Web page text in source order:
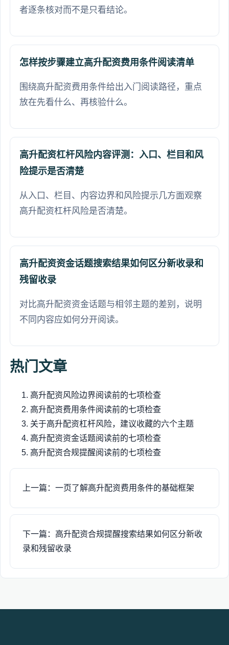
者逐条核对而不是只看结论。
怎样按步骤建立高升配资费用条件阅读清单
围绕高升配资费用条件给出入门阅读路径，重点
放在先看什么、再核验什么。
高升配资杠杆风险内容评测：入口、栏目和风
险提示是否清楚
从入口、栏目、内容边界和风险提示几方面观察
高升配资杠杆风险是否清楚。
高升配资资金话题搜索结果如何区分新收录和
残留收录
对比高升配资资金话题与相邻主题的差别，说明
不同内容应如何分开阅读。
热门文章
高升配资风险边界阅读前的七项检查
高升配资费用条件阅读前的七项检查
关于高升配资杠杆风险，建议收藏的六个主题
高升配资资金话题阅读前的七项检查
高升配资合规提醒阅读前的七项检查
上一篇：一页了解高升配资费用条件的基础框架
下一篇：高升配资合规提醒搜索结果如何区分新收
录和残留收录